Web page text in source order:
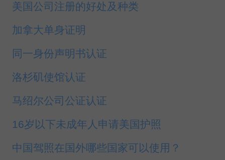
美国公司注册的好处及种类
加拿大单身证明
同一身份声明书认证
洛杉矶使馆认证
马绍尔公司公证认证
16岁以下未成年人申请美国护照
中国驾照在国外哪些国家可以使用？